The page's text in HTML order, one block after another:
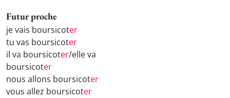
Futur proche
je vais boursicoter
tu vas boursicoter
il va boursicoter/elle va
boursicoter
nous allons boursicoter
vous allez boursicoter